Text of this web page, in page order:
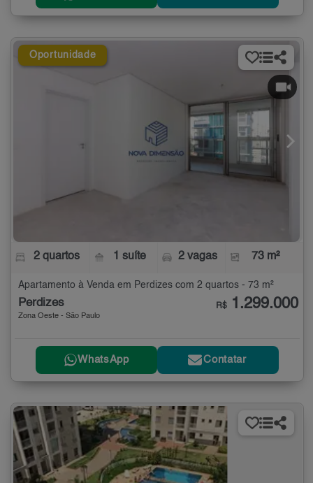
Oportunidade
2 quartos 1 suíte 2 vagas 73 m²
Apartamento à Venda em Perdizes com 2 quartos - 73 m²
Perdizes
Zona Oeste - São Paulo
R$ 1.299.000
WhatsApp Contatar